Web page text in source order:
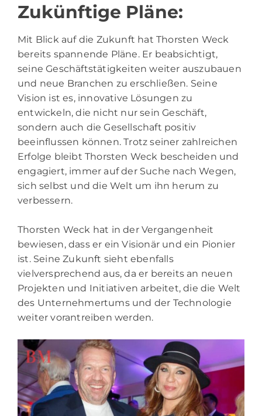
Zukünftige Pläne:
Mit Blick auf die Zukunft hat Thorsten Weck
bereits spannende Pläne. Er beabsichtigt,
seine Geschäftstätigkeiten weiter auszubauen
und neue Branchen zu erschließen. Seine
Vision ist es, innovative Lösungen zu
entwickeln, die nicht nur sein Geschäft,
sondern auch die Gesellschaft positiv
beeinflussen können. Trotz seiner zahlreichen
Erfolge bleibt Thorsten Weck bescheiden und
engagiert, immer auf der Suche nach Wegen,
sich selbst und die Welt um ihn herum zu
verbessern.
Thorsten Weck hat in der Vergangenheit
bewiesen, dass er ein Visionär und ein Pionier
ist. Seine Zukunft sieht ebenfalls
vielversprechend aus, da er bereits an neuen
Projekten und Initiativen arbeitet, die die Welt
des Unternehmertums und der Technologie
weiter vorantreiben werden.